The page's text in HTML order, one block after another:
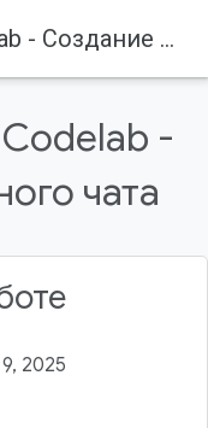
Firebase Android Codelab - Создание удобного чата
-
чата
2025